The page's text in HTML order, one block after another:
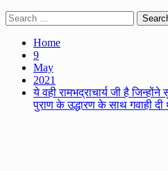
Search
for:
Home
9
May
2021
ये वही रामभद्राचार्य जी है
पुराण के उद्धारण के साथ गवाही दी